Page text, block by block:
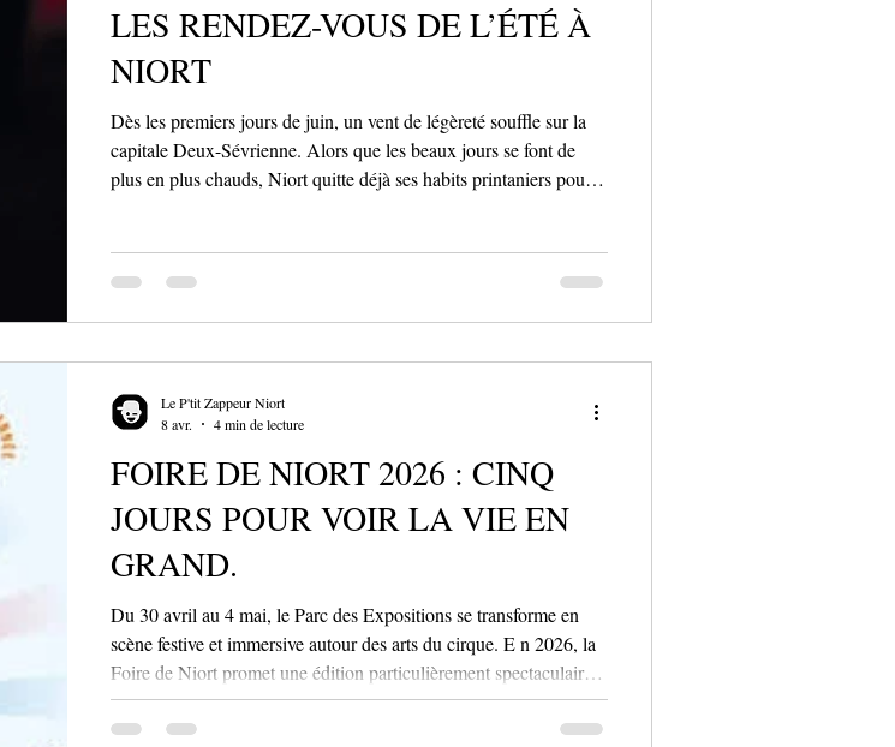
Association locale Streaming Loisir Festival Evénement
LES RENDEZ-VOUS DE L’ÉTÉ À
NIORT
Dès les premiers jours de juin, un vent de légèreté souffle sur la
capitale Deux-Sévrienne. Alors que les beaux jours se font de
plus en plus chauds, Niort quitte déjà ses habits printaniers pour
Que vous soyez un habitué des berges de la Sèvre ou un visiteur
curieux, la réda
FOIRE DE NIORT 2026 : CINQ
JOURS POUR VOIR LA VIE EN
GRAND.
Du 30 avril au 4 mai, le Parc des Expositions se transforme en
scène festive et immersive autour des arts du cirque. E n 2026, la
Foire de Niort promet une édition particulièrement spectaculaire.
Du 30 avril au 4 mai, le Parc des Expositions se métamorphose
en un véritable terrain de jeu où se mêlent découvertes,
Le P'tit Zappeur Niort
8 avr.
4 min de lecture